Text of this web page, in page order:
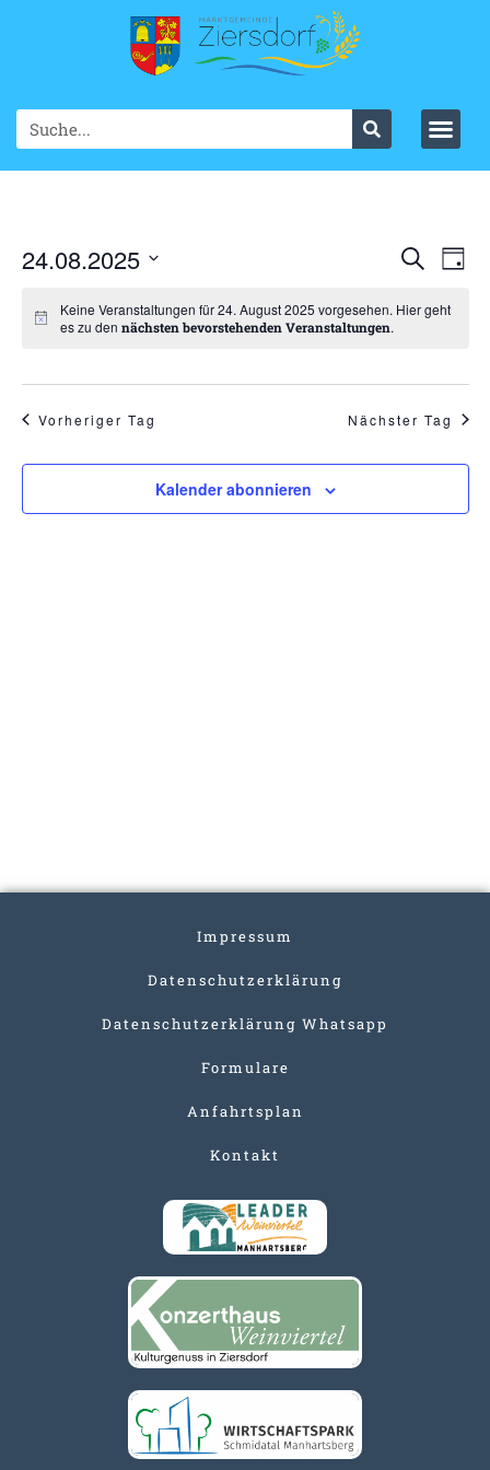
SucheTag
24.08.2025
wählen.Keine Veranstaltungen für 24. August 2025 vorgesehen. Hier geht
es zu dennächsten bevorstehenden Veranstaltungen.
Vorheriger Tag Nächster Tag
Kalender abonnieren
Impressum
Datenschutzerklärung
Datenschutzerklärung Whatsapp
Formulare
Anfahrtsplan
Kontakt